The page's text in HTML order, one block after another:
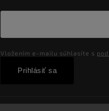
Vložením e-mailu súhlasíte s
Prihlásiť sa